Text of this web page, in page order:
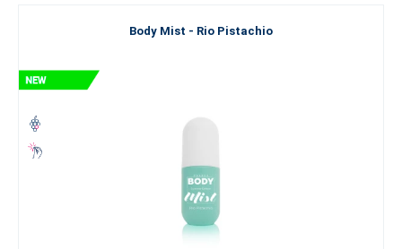
Body Mist - Rio Pistachio